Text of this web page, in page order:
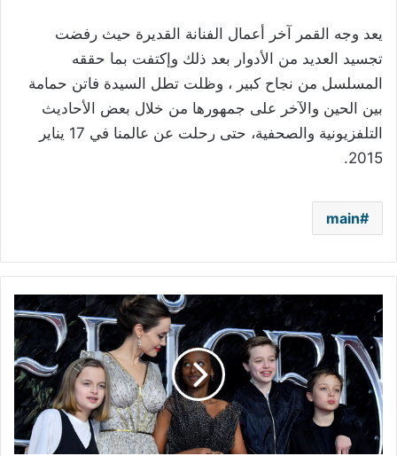
يعد وجه القمر آخر أعمال الفنانة القديرة حيث رفضت
تجسيد العديد من الأدوار بعد ذلك وإكتفت بما حققه
المسلسل من نجاح كبير ، وظلت تطل السيدة فاتن حمامة
بين الحين والآخر على جمهورها من خلال بعض الأحاديث
التلفزيونية والصحفية، حتى رحلت عن عالمنا في 17 يناير
2015.
main
أنجلينا
جولي
بحثت
قضايا
المرأة
واللاجئين
في
إثيوبيا